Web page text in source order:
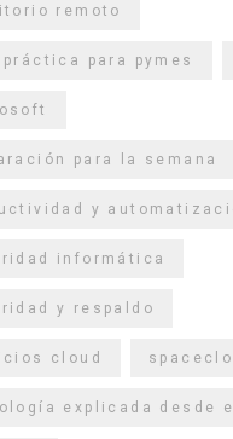
remoto
para pymes
para la semana
y
informática
y respaldo
cloud
explicada desde